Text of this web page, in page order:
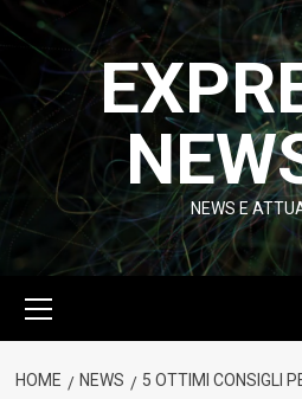
contenuto
NEWS E
principale
HOME NEWS
5 OTTIMI CONSIGLI